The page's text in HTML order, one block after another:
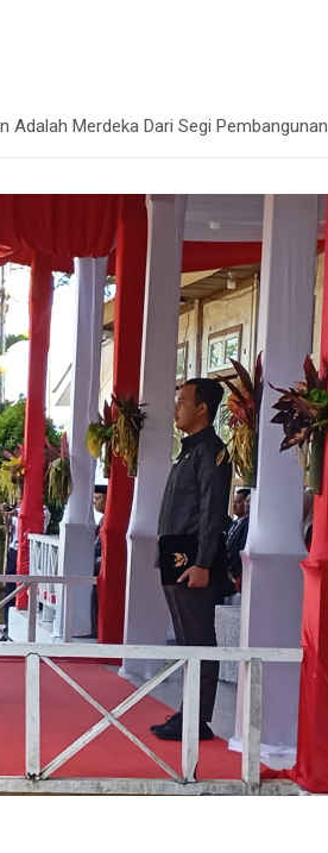
Adalah Merdeka Dari Segi Pembangunan